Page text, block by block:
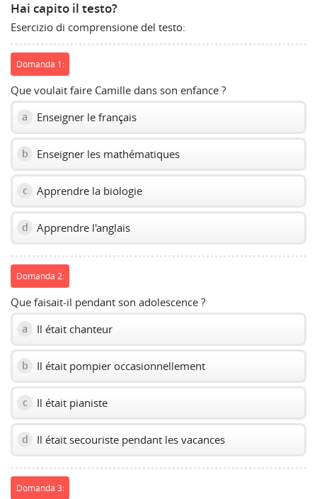
Hai capito il testo?
Esercizio di comprensione del testo:
Domanda 1:
Que voulait faire Camille dans son enfance ?
a Enseigner le français
b Enseigner les mathématiques
c Apprendre la biologie
d Apprendre l'anglais
Domanda 2:
Que faisait-il pendant son adolescence ?
a Il était chanteur
b Il était pompier occasionnellement
c Il était pianiste
d Il était secouriste pendant les vacances
Domanda 3: